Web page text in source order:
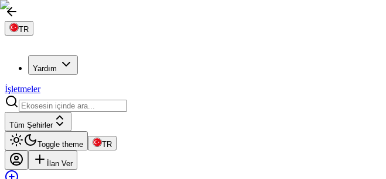
TR
Yardım
İşletmeler
Tüm Şehirler
Toggle theme TR
İlan Ver